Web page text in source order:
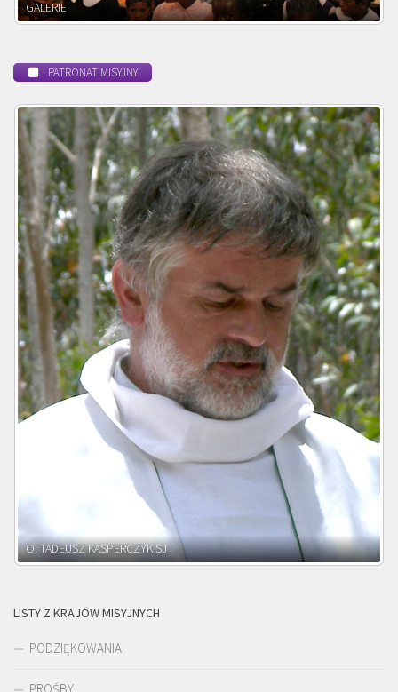
POWOŁANIE MISYJNE
PATRONAT MISYJNY
O. ADNRZEJ LEŚNIARA SJ
LISTY Z KRAJÓW MISYJNYCH
PODZIĘKOWANIA
PROŚBY